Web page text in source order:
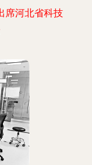
席河北省科技